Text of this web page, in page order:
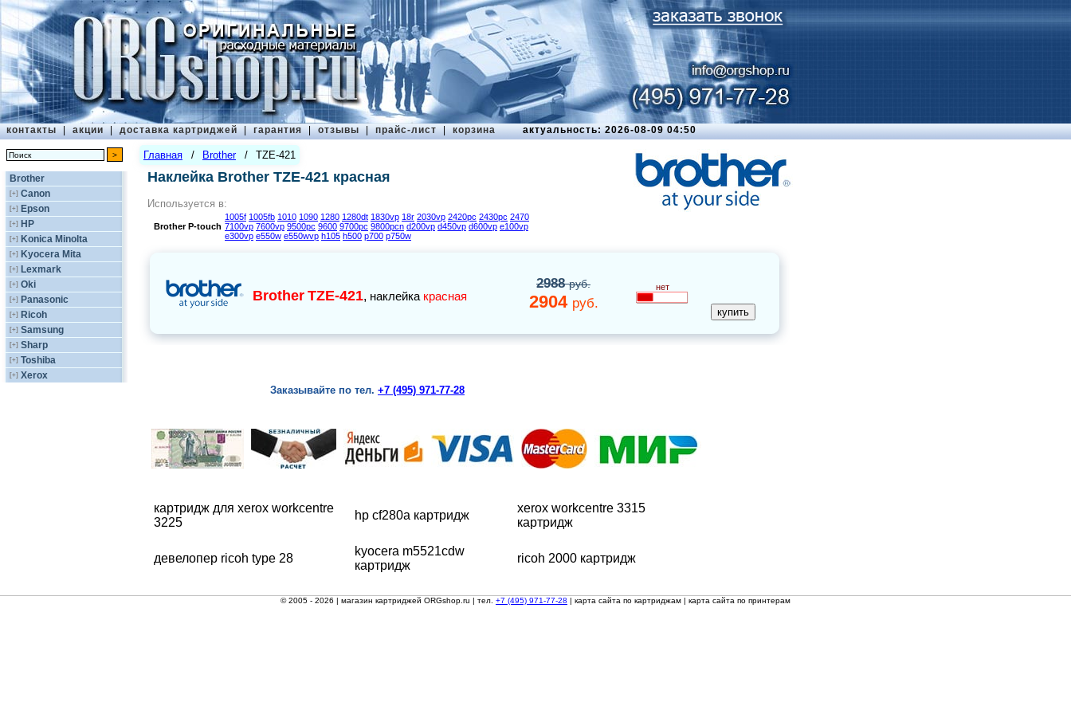
контакты | акции | доставка картриджей | гарантия | отзывы | прайс-лист | корзина актуальность: 2026-08-09 04:50
Brother
[+] Canon
[+] Epson
[+] HP
[+] Konica Minolta
[+] Kyocera Mita
[+] Lexmark
[+] Oki
[+] Panasonic
[+] Ricoh
[+] Samsung
[+] Sharp
[+] Toshiba
[+] Xerox
Главная / Brother / TZE-421
Наклейка Brother TZE-421 красная
Используется в:
BrotherP-touch
1005f 1005fb 1010 1090 1280 1280dt 1830vp 18r 2030vp 2420pc 2430pc 2470
7100vp 7600vp 9500pc 9600 9700pc 9800pcn d200vp d450vp d600vp e100vp
e300vp e550w e550wvp h105 h500 p700 p750w
Brother TZE-421, наклейка красная
2988руб.
2904 руб.
нет
Заказывайте по тел. +7 (495) 971-77-28
картридж для xerox workcentre
3225
hp cf280a картридж
xerox workcentre 3315
картридж
девелопер ricoh type 28
kyocera m5521cdw
картридж
ricoh 2000 картридж
© 2005 - 2026 | магазин картриджей ORGshop.ru | тел. +7 (495) 971-77-28 | карта сайта по картриджам | карта сайта по принтерам